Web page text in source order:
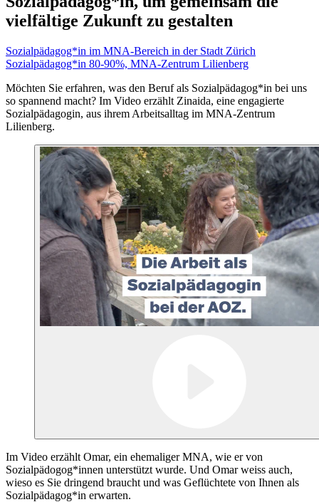
vielfältige Zukunft zu gestalten
Sozialpädagog*in im MNA-Bereich in der Stadt Zürich
Sozialpädagog*in 80-90%, MNA-Zentrum Lilienberg
Möchten Sie erfahren, was den Beruf als Sozialpädagog*in bei uns
so spannend macht? Im Video erzählt Zinaida, eine engagierte
Sozialpädagogin, aus ihrem Arbeitsalltag im MNA-Zentrum
Lilienberg.
Im Video erzählt Omar, ein ehemaliger MNA, wie er von
Sozialpädogog*innen unterstützt wurde. Und Omar weiss auch,
wieso es Sie dringend braucht und was Geflüchtete von Ihnen als
Sozialpädagog*in erwarten.